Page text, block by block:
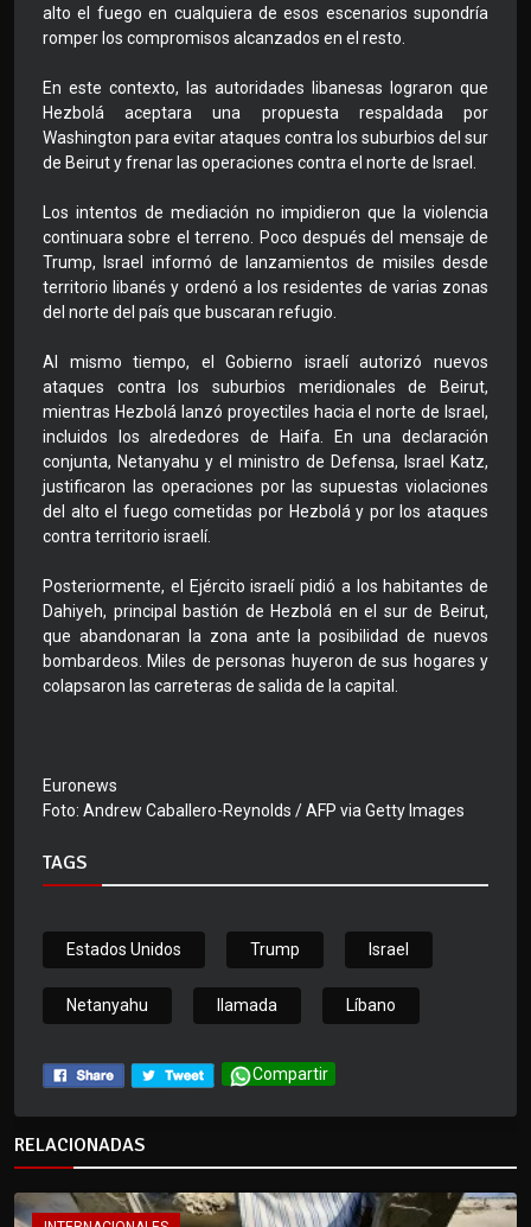
alto el fuego en cualquiera de esos escenarios supondría
romper los compromisos alcanzados en el resto.
En este contexto, las autoridades libanesas lograron que
Hezbolá aceptara una propuesta respaldada por
Washington para evitar ataques contra los suburbios del sur
de Beirut y frenar las operaciones contra el norte de Israel.
Los intentos de mediación no impidieron que la violencia
continuara sobre el terreno. Poco después del mensaje de
Trump, Israel informó de lanzamientos de misiles desde
territorio libanés y ordenó a los residentes de varias zonas
del norte del país que buscaran refugio.
Al mismo tiempo, el Gobierno israelí autorizó nuevos
ataques contra los suburbios meridionales de Beirut,
mientras Hezbolá lanzó proyectiles hacia el norte de Israel,
incluidos los alrededores de Haifa. En una declaración
conjunta, Netanyahu y el ministro de Defensa, Israel Katz,
justificaron las operaciones por las supuestas violaciones
del alto el fuego cometidas por Hezbolá y por los ataques
contra territorio israelí.
Posteriormente, el Ejército israelí pidió a los habitantes de
Dahiyeh, principal bastión de Hezbolá en el sur de Beirut,
que abandonaran la zona ante la posibilidad de nuevos
bombardeos. Miles de personas huyeron de sus hogares y
colapsaron las carreteras de salida de la capital.
Euronews
Foto: Andrew Caballero-Reynolds / AFP via Getty Images
TAGS
Estados Unidos Trump Israel
Netanyahu llamada Líbano
Compartir
RELACIONADAS